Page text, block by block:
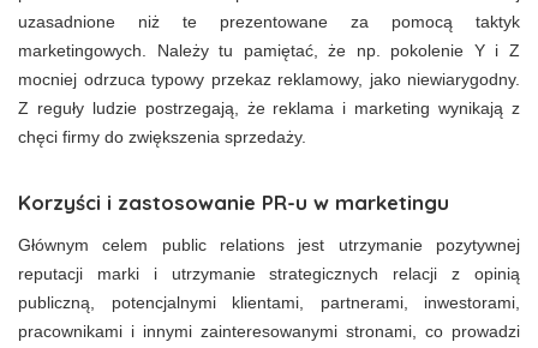
uzasadnione niż te prezentowane za pomocą taktyk
marketingowych. Należy tu pamiętać, że np. pokolenie Y i Z
mocniej odrzuca typowy przekaz reklamowy, jako niewiarygodny.
Z reguły ludzie postrzegają, że reklama i marketing wynikają z
chęci firmy do zwiększenia sprzedaży.
Korzyści i zastosowanie PR-u w marketingu
Głównym celem public relations jest utrzymanie pozytywnej
reputacji marki i utrzymanie strategicznych relacji z opinią
publiczną, potencjalnymi klientami, partnerami, inwestorami,
pracownikami i innymi zainteresowanymi stronami, co prowadzi